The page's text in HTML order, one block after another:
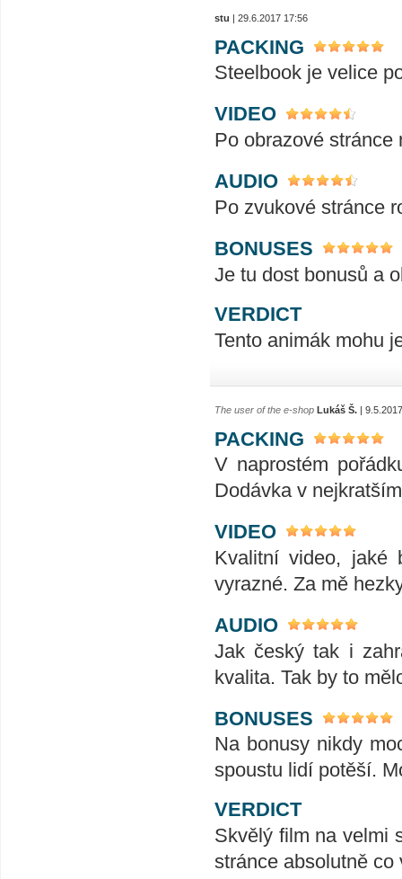
stu | 29.6.2017 17:56
PACKING
Steelbook je velice
VIDEO
Po obrazové stránce
AUDIO
Po zvukové stránce
BONUSES
Je tu dost bonusů a
VERDICT
Tento animák mohu
The user of the e-shop Lukáš Š. |
PACKING
V naprostém
Dodávka v
VIDEO
Kvalitní video, jaké
vyrazné. Za mě
AUDIO
Jak český tak i
kvalita. Tak by to
BONUSES
Na bonusy nikdy
spoustu lidí potěší.
VERDICT
Skvělý film na velmi
stránce absolutně co